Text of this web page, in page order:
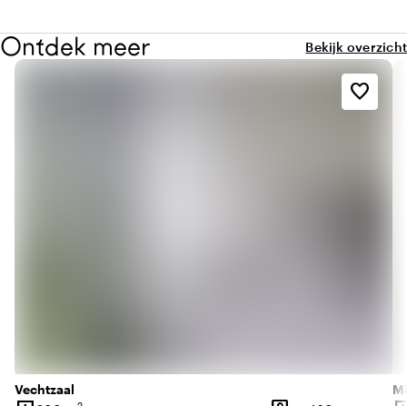
Ontdek meer Bekijk overzicht
Vechtzaal
favorite_border